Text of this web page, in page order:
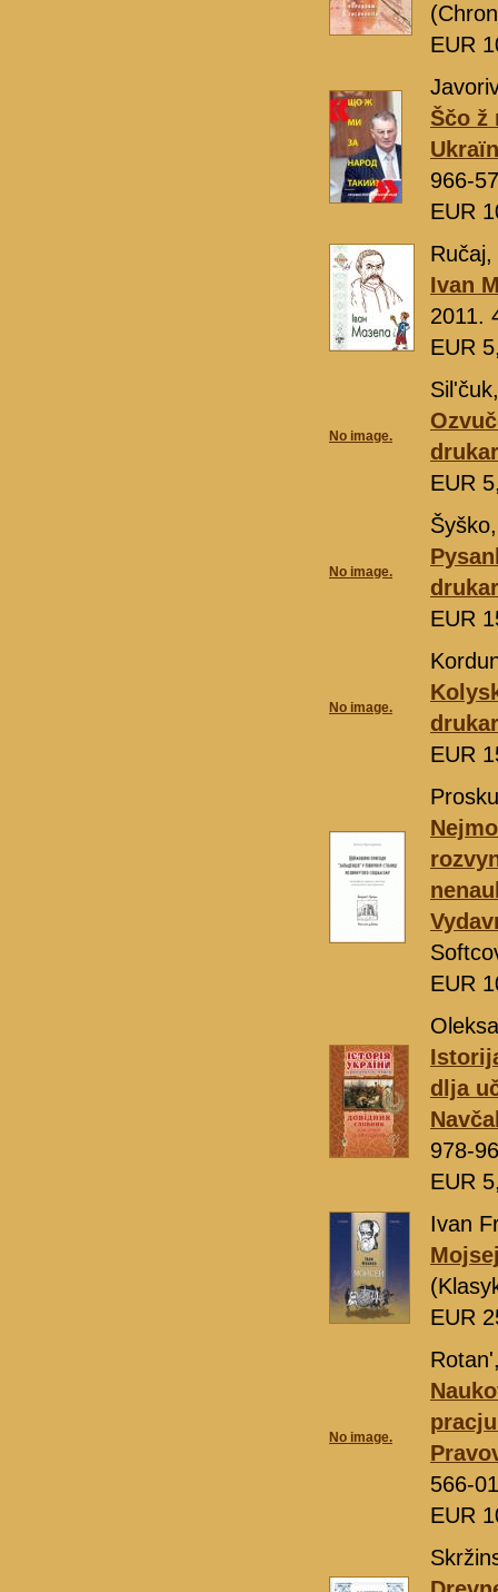
EUR
Ščo ž
966-
EUR
Ručaj,
Іvan
2011.
EUR
No image.
EUR
No image.
EUR
No image.
EUR
EUR
dlja
978-
EUR
Іvan
EUR
No image.
566-
EUR